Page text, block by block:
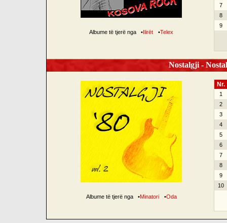
Albume të tjerë nga •Ilirët •Telex
7
8
9
Nostalgji -
Albume të tjerë nga •Minatori •Oda
Nr.
1
2
3
4
5
6
7
8
9
10